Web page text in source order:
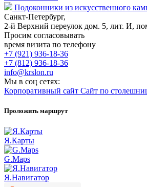
Подоконники из искусственного
Санкт-Петербург,
2-й Верхний переулок дом. 5, лит. И,
Просим согласовывать
время визита по телефону
+7 (921) 936-18-36
+7 (812) 936-18-36
info@krslon.ru
Мы в соц сетях:
Корпоративный сайт Сайт по
Проложить маршрут
Я.Карты
G.Maps
Я.Навигатор